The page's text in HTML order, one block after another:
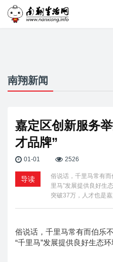
南翔新闻
嘉定区创新服务
才品牌”
01-01 2526
导读
俗说话，千里马常有而
里马”发展提供良好生
突破37万，人才也是
俗说话，千里马常有而伯乐
“千里马”发展提供良好生态环